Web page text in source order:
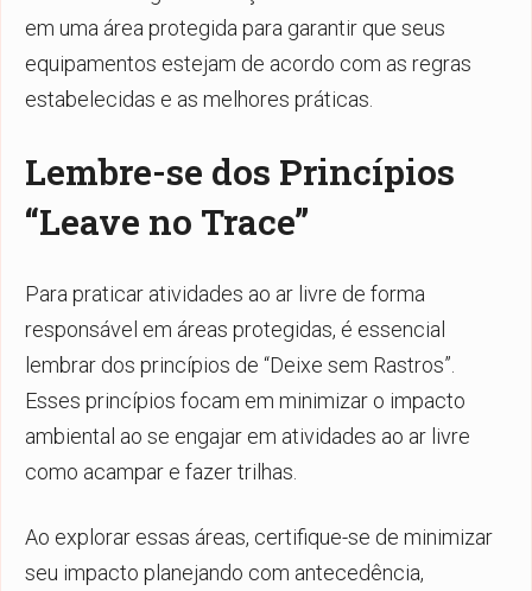
em uma área protegida para garantir que seus
equipamentos estejam de acordo com as regras
estabelecidas e as melhores práticas.
Lembre-se dos Princípios
“Leave no Trace”
Para praticar atividades ao ar livre de forma
responsável em áreas protegidas, é essencial
lembrar dos princípios de “Deixe sem Rastros”.
Esses princípios focam em minimizar o impacto
ambiental ao se engajar em atividades ao ar livre
como acampar e fazer trilhas.
Ao explorar essas áreas, certifique-se de minimizar
seu impacto planejando com antecedência,